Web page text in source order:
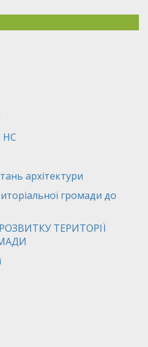
НС
архітектури
громади до
ТЕРИТОРІЇ